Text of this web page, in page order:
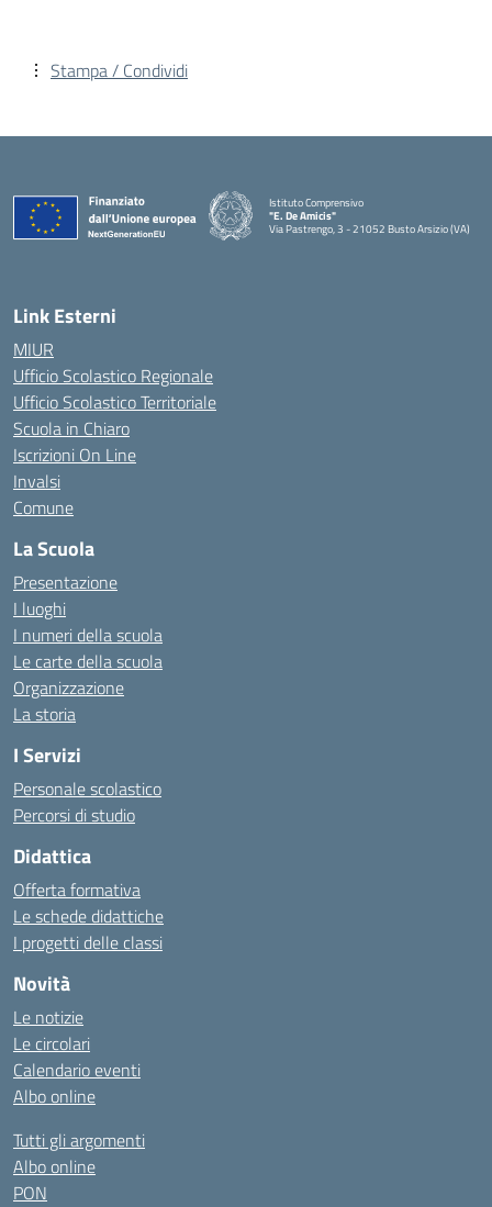
Stampa / Condividi
Istituto Comprensivo
"E. De Amicis"
Via Pastrengo, 3 - 21052 Busto Arsizio (VA)
Link Esterni
MIUR
Ufficio Scolastico Regionale
Ufficio Scolastico Territoriale
Scuola in Chiaro
Iscrizioni On Line
Invalsi
Comune
La Scuola
Presentazione
I luoghi
I numeri della scuola
Le carte della scuola
Organizzazione
La storia
I Servizi
Personale scolastico
Percorsi di studio
Didattica
Offerta formativa
Le schede didattiche
I progetti delle classi
Novità
Le notizie
Le circolari
Calendario eventi
Albo online
Tutti gli argomenti
Albo online
PON